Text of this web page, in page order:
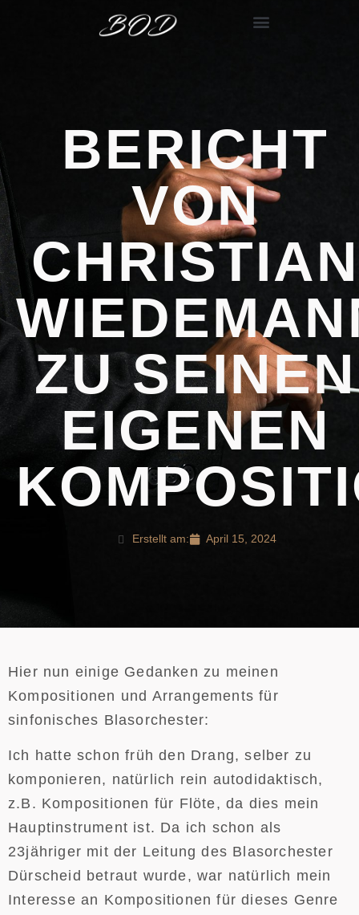
BERICHT
VON
CHRISTIAN
ZU SEINEN
EIGENEN
Erstellt am: April 15, 2024
Hier nun einige Gedanken zu meinen
Kompositionen und Arrangements für
sinfonisches Blasorchester:
Ich hatte schon früh den Drang, selber zu
komponieren, natürlich rein autodidaktisch,
z.B. Kompositionen für Flöte, da dies mein
Hauptinstrument ist. Da ich schon als
23jähriger mit der Leitung des Blasorchester
Dürscheid betraut wurde, war natürlich mein
Interesse an Kompositionen für dieses Genre